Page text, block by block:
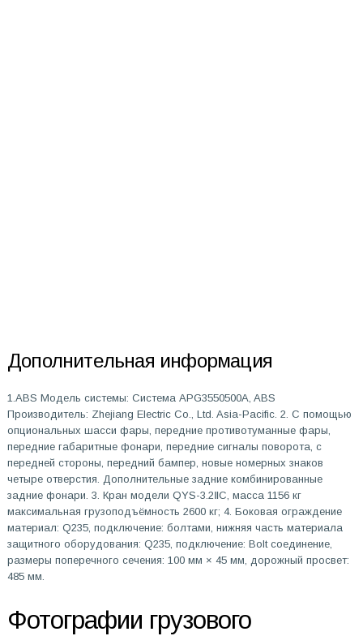
Дополнительная информация
1.ABS Модель системы: Система APG3550500A, ABS
Производитель: Zhejiang Electric Co., Ltd. Asia-Pacific. 2. С помощью
опциональных шасси фары, передние противотуманные фары,
передние габаритные фонари, передние сигналы поворота, с
передней стороны, передний бампер, новые номерных знаков
четыре отверстия. Дополнительные задние комбинированные
задние фонари. 3. Кран модели QYS-3.2ⅡC, масса 1156 кг
максимальная грузоподъёмность 2600 кг; 4. Боковая ограждение
материал: Q235, подключение: болтами, нижняя часть материала
защитного оборудования: Q235, подключение: Bolt соединение,
размеры поперечного сечения: 100 мм × 45 мм, дорожный просвет:
485 мм.
Фотографии грузового